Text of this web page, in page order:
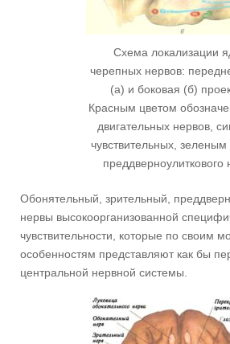
Схема локализации
черепных нервов:
(а) и боковая (б)
Красным цветом
двигательных нервов,
чувствительных,
преддверноулиткового
Обонятельный, зрительный,
нервы высокоорганизованной
чувствительности, которые по своим
особенностям представляют как бы
центральной нервной системы.